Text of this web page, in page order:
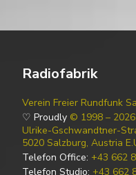
Radiofabrik
Verein Freier Rundfunk
♡ Proudly © 1998 – 2026
Ulrike-Gschwandtner-
5020 Salzburg, Austria
Telefon Office: +43 662
Telefon Studio: +43 662